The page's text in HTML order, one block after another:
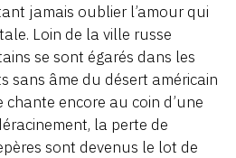
jamais oublier l’amour qui
Loin de la ville russe
se sont égarés dans les
sans âme du désert américain
encore au coin d’une
la perte de
sont devenus le lot de